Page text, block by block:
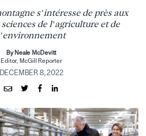
s’intéresse de près aux
de l’agriculture et de
By Neale McDevitt
Editor, McGill Reporter
DECEMBER 8, 2022